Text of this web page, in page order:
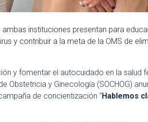
ambas instituciones presentan para
y contribuir a la meta de la OMS de
y fomentar el autocuidado en la salud
Obstetricia y Ginecología (SOCHOG)
de concientización “Hablemos